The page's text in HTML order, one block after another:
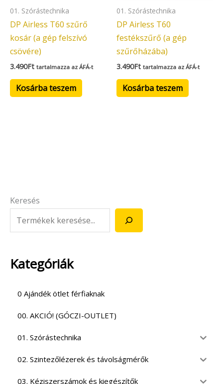
Keresés
Kategóriák
0 Ajándék ötlet férfiaknak
00. AKCIÓ! (GÓCZI-OUTLET)
01. Szórástechnika
02. Szintezőlézerek és távolságmérők
03. Kéziszerszámok és kiegészítők
01. Szórástechnika
DP Airless T60 szűrő
kosár (a gép felszívó
csövére)
3.490Ft tartalmazza az ÁFÁ-t
Kosárba teszem
01. Szórástechnika
DP Airless T60
festékszűrő (a gép
szűrőházába)
3.490Ft tartalmazza az ÁFÁ-t
Kosárba teszem